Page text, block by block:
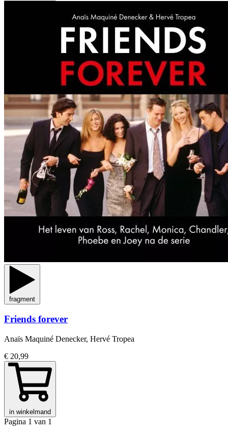
fragment
Friends forever
Anaïs Maquiné Denecker, Hervé Tropea
€ 20,99
in winkelmand
Pagina 1 van 1